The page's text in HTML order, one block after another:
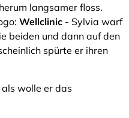
langsamer floss.
Wellclinic - Sylvia warf
beiden und dann auf den
spürte er ihren
wolle er das